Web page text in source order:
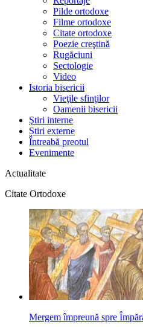
Pilde ortodoxe
Filme ortodoxe
Citate ortodoxe
Poezie creştină
Rugăciuni
Sectologie
Video
Istoria bisericii
Vieţile sfinţilor
Oamenii bisericii
Ştiri interne
Știri externe
Întreabă preotul
Evenimente
Actualitate
Citate Ortodoxe
Mergem împreună spre